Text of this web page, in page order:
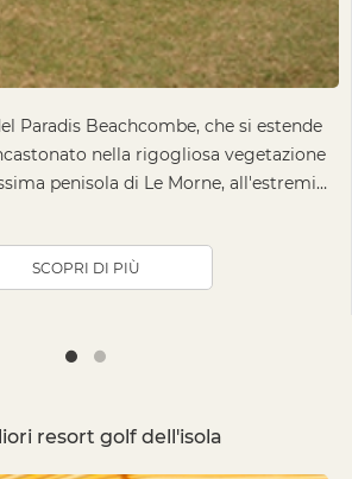
Paradis Beachcombe, che si estende
nella rigogliosa vegetazione
penisola di Le Morne, all'estremità
SCOPRI DI PIÙ
resort golf dell'isola